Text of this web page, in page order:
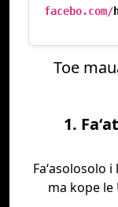
facebo.com/
Toe
1.
Faʻasolosolo i
ma kope le